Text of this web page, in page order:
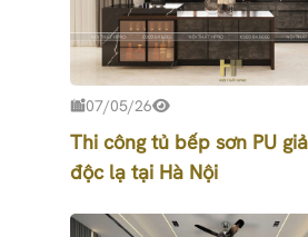
07/05/26
Thi công tủ bếp sơn PU
độc lạ tại Hà Nội